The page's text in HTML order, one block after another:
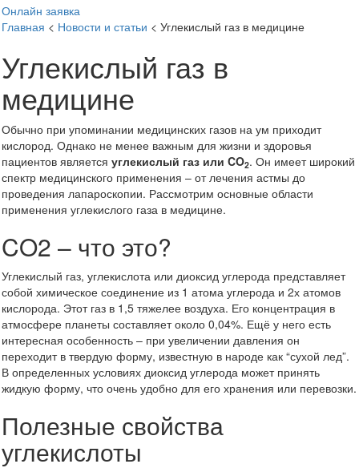
Онлайн заявка
Главная < Новости и статьи < Углекислый газ в медицине
Углекислый газ в
медицине
Обычно при упоминании медицинских газов на ум приходит
кислород. Однако не менее важным для жизни и здоровья
пациентов является углекислый газ или CO2. Он имеет широкий
спектр медицинского применения – от лечения астмы до
проведения лапароскопии. Рассмотрим основные области
применения углекислого газа в медицине.
CO2 – что это?
Углекислый газ, углекислота или диоксид углерода представляет
собой химическое соединение из 1 атома углерода и 2х атомов
кислорода. Этот газ в 1,5 тяжелее воздуха. Его концентрация в
атмосфере планеты составляет около 0,04%. Ещё у него есть
интересная особенность – при увеличении давления он
переходит в твердую форму, известную в народе как “сухой лед”.
В определенных условиях диоксид углерода может принять
жидкую форму, что очень удобно для его хранения или перевозки.
Полезные свойства
углекислоты